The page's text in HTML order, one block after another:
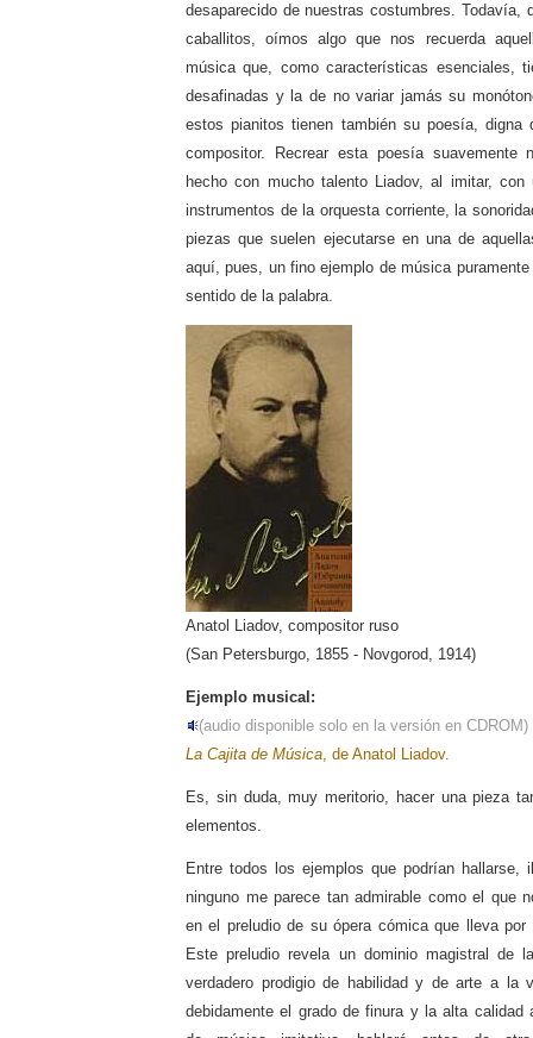
desaparecido de nuestras costumbres. Todavía,
caballitos, oímos algo que nos recuerda
música que, como características esenciales,
desafinadas y la de no variar jamás su
estos pianitos tienen también su poesía,
compositor. Recrear esta poesía
hecho con mucho talento Liadov, al imitar, con
instrumentos de la orquesta corriente, la
piezas que suelen ejecutarse en una de
aquí, pues, un fino ejemplo de música
sentido de la palabra.
Anatol Liadov, compositor ruso
(San Petersburgo, 1855 - Novgorod, 1914)
Ejemplo musical:
(audio disponible solo en la versión en CDROM)
La Cajita de Música, de Anatol Liadov.
Es, sin duda, muy meritorio, hacer una pieza
elementos.
Entre todos los ejemplos que podrían hallarse,
ninguno me parece tan admirable como el que
en el preludio de su ópera cómica que lleva
Este preludio revela un dominio magistral de
verdadero prodigio de habilidad y de arte a la
debidamente el grado de finura y la alta calidad